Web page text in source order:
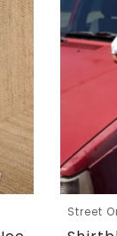
Street